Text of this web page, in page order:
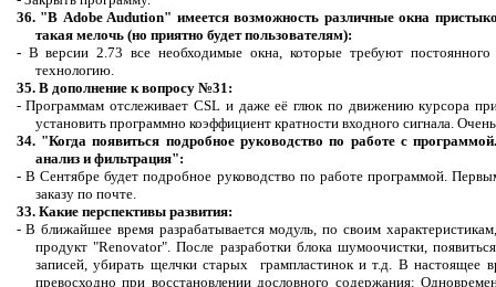
36. "В Adobe Audution" имеется возможность различные окна
такая мелочь (но приятно будет пользователям):
-В версии 2.73 все необходимые окна, которые требуют
технологию.
35. В дополнение к вопросу №31:
- Программам отслеживает CSLи даже её глюк по движению курсора
установить программно коэффициент кратности входного сигнала.
34. "Когда появиться подробное руководство по работе с
анализ и фильтрация":
- В Сентябре будет подробное руководство по работе программой.
заказу по почте.
33. Какие перспективы развития:
- В ближайшее время разрабатывается модуль, по своим
продукт "Renovator". После разработки блока шумоочистки,
записей, убирать щелчки старых грампластинок и т.д. В настоящее
превосходно при восстановлении дословного содержания: